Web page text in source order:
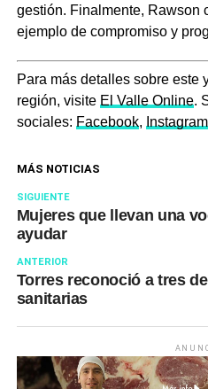
gestión. Finalmente, Rawson
ejemplo de compromiso y
Para más detalles sobre este
región, visite El Valle Online.
sociales: Facebook, Instagram
MÁS NOTICIAS
SIGUIENTE
Mujeres que llevan una
ayudar
ANTERIOR
Torres reconoció a tres
sanitarias